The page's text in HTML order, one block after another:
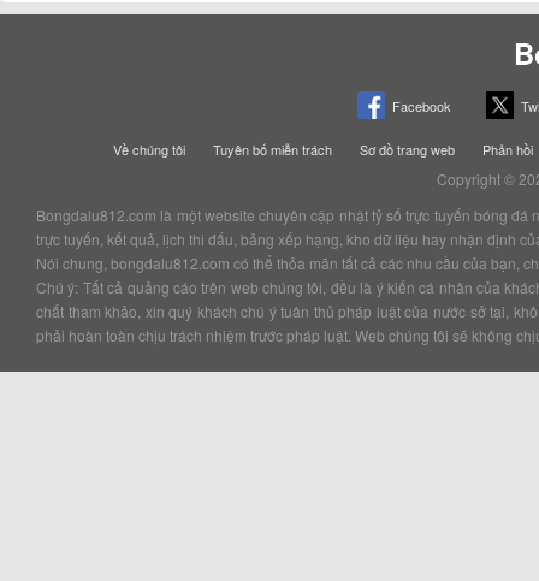
Facebook
Về chúng tôi Tuyên bố miễn trách Sơ đồ trang web Phản hồi
Copyright ©
Bongdalu812.com là một website chuyên cập nhật tỷ số trực tuyến bóng
trực tuyến, kết quả, lịch thi đấu, bảng xếp hạng, kho dữ liệu hay nhận định
Nói chung, bongdalu812.com có thể thỏa mãn tất cả các nhu cầu của bạn,
Chú ý: Tất cả quảng cáo trên web chúng tôi, đều là ý kiến cá nhân của
chất tham khảo, xin quý khách chú ý tuân thủ pháp luật của nước sở tại,
phải hoàn toàn chịu trách nhiệm trước pháp luật. Web chúng tôi sẽ không